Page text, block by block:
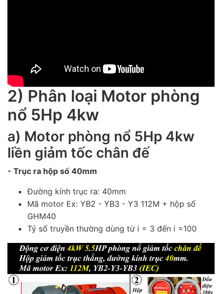
2) Phân loại Motor phòng
nổ 5Hp 4kw
a) Motor phòng nổ 5Hp 4kw
liền giảm tốc chân đế
- Trục ra hộp số 40mm
Đường kính trục ra: 40mm
Mã motor Ex: YB2 - YB3 - Y3 112M + hộp số
GHM40
Tỷ số truyền thường dùng từ i = 3 đến i =100